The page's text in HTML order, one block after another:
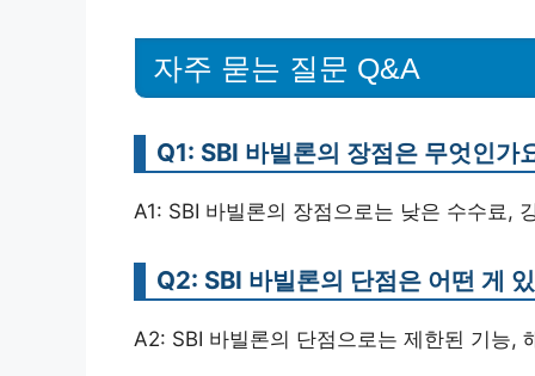
자주 묻는 질문 Q&A
Q1: SBI 바빌론의 장점은 무엇인가
A1: SBI 바빌론의 장점으로는 낮은 수수료,
Q2: SBI 바빌론의 단점은 어떤 게
A2: SBI 바빌론의 단점으로는 제한된 기능,